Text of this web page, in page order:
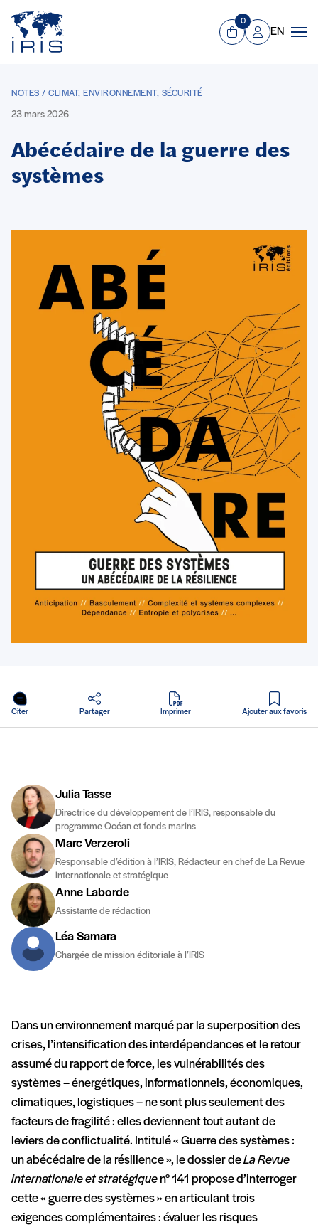
Aller au contenu principal
Panier
0
Mon compte
EN
NOTES / CLIMAT, ENVIRONNEMENT, SÉCURITÉ
23 mars 2026
Abécédaire de la guerre des
systèmes
Citer Partager Imprimer
en PDF
Ajouter aux favoris
Julia Tasse
Directrice du développement de l’IRIS, responsable du
programme Océan et fonds marins
Marc Verzeroli
Responsable d’édition à l’IRIS, Rédacteur en chef de La Revue
internationale et stratégique
Anne Laborde
Assistante de rédaction
Léa Samara
Chargée de mission éditoriale à l’IRIS
Dans un environnement marqué par la superposition des
crises, l’intensification des interdépendances et le retour
assumé du rapport de force, les vulnérabilités des
systèmes – énergétiques, informationnels, économiques,
climatiques, logistiques – ne sont plus seulement des
facteurs de fragilité : elles deviennent tout autant de
leviers de conflictualité. Intitulé « Guerre des systèmes :
un abécédaire de la résilience », le dossier deLa Revue
internationale et stratégique n° 141 propose d’interroger
cette « guerre des systèmes » en articulant trois
exigences complémentaires : évaluer les risques